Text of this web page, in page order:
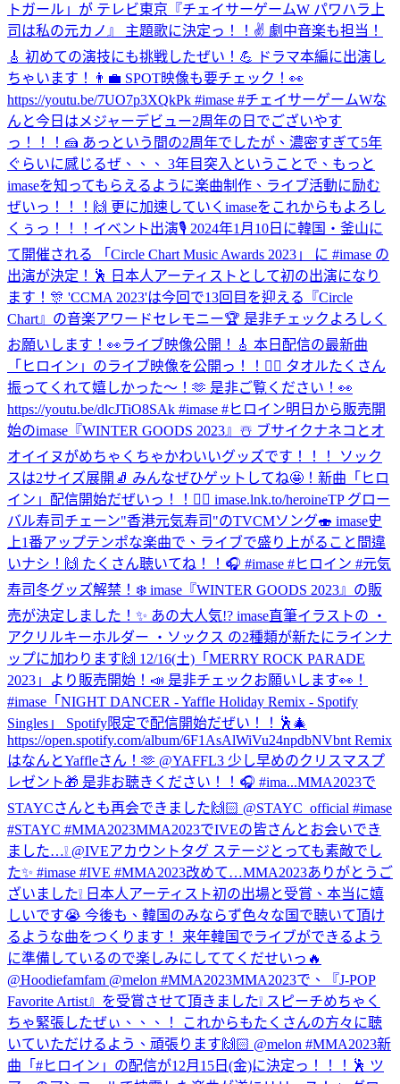
トガール」が テレビ東京『チェイサーゲームW パワハラ上
司は私の元カノ』 主題歌に決定っ！！✌️ 劇中音楽も担当！
🎸 初めての演技にも挑戦したぜい！💪 ドラマ本編に出演し
ちゃいます！👨‍💼 SPOT映像も要チェック！👀
https://youtu.be/7UO7p3XQkPk #imase #チェイサーゲームWな
んと今日はメジャーデビュー2周年の日でございやす
っ！！！🍰 あっという間の2周年でしたが、濃密すぎて5年
ぐらいに感じるぜ、、、 3年目突入ということで、もっと
imaseを知ってもらえるように楽曲制作、ライブ活動に励む
ぜいっ！！！🙌 更に加速していくimaseをこれからもよろし
くぅっ！！！ イベント出演🎙 2024年1月10日に韓国・釜山に
て開催される 「Circle Chart Music Awards 2023」 に #imase の
出演が決定！🕺 日本人アーティストとして初の出演になり
ます！🎊 'CCMA 2023'は今回で13回目を迎える『Circle
Chart』の音楽アワードセレモニー🏆 是非チェックよろしく
お願いします！👀ライブ映像公開！🎸 本日配信の最新曲
「ヒロイン」のライブ映像を公開っ！！🦸‍♀️ タオルたくさん
振ってくれて嬉しかった〜！🫶 是非ご覧ください！👀
https://youtu.be/dlcJTiO8SAk #imase #ヒロイン明日から販売開
始のimase『WINTER GOODS 2023』☃️ ブサイクナネコとオ
オイイヌがめちゃくちゃかわいいグッズです！！！ ソック
スは2サイズ展開🧦 みんなぜひゲットしてね🤩！ 新曲「ヒロ
イン」配信開始だぜいっ！！🦸‍♀️ imase.lnk.to/heroineTP グロー
バル寿司チェーン"香港元気寿司"のTVCMソング🍣 imase史
上1番アップテンポな楽曲で、ライブで盛り上がること間違
いナシ！🙌 たくさん聴いてね！！🎧 #imase #ヒロイン #元気
寿司 冬グッズ解禁！❄️ imase『WINTER GOODS 2023』の販
売が決定しました！✨ あの大人気!? imase直筆イラストの ・
アクリルキーホルダー ・ソックス の2種類が新たにラインナ
ップに加わります🙌 12/16(土)「MERRY ROCK PARADE
2023」より販売開始！📣 是非チェックお願いします👀！
#imase 「NIGHT DANCER - Yaffle Holiday Remix - Spotify
Singles」 Spotify限定で配信開始だぜい！！🕺🎄
https://open.spotify.com/album/6F1AsAlWiVu24npdbNVbnt Remix
はなんとYaffleさん！🫶 @YAFFL3 少し早めのクリスマスプ
レゼント🎁 是非お聴きください！！🎧 #ima...MMA2023で
STAYCさんとも再会できました🙌🏻 @STAYC_official #imase
#STAYC #MMA2023MMA2023でIVEの皆さんとお会いでき
ました…❕ @IVEアカウントタグ ステージとっても素敵でし
た✨ #imase #IVE #MMA2023改めて…MMA2023ありがとうご
ざいました❕ 日本人アーティスト初の出場と受賞、本当に嬉
しいです😭 今後も、韓国のみならず色々な国で聴いて頂け
るような曲をつくります！ 来年韓国でライブができるよう
に準備しているので楽しみにしててくだせいっ🔥
@Hoodiefamfam @melon #MMA2023MMA2023で、『J-POP
Favorite Artist』を受賞させて頂きました❕ スピーチめちゃく
ちゃ緊張したぜぃ、、、！ これからもたくさんの方々に聴
いていただけるよう、頑張ります🙌🏻 @melon #MMA2023新
曲「#ヒロイン」の配信が12月15日(金)に決定っ！！！🕺 ツ